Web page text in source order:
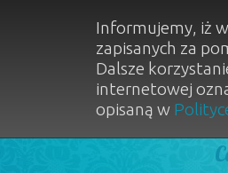
Informujemy, iż
zapisanych za
Dalsze
internetowej
opisaną w